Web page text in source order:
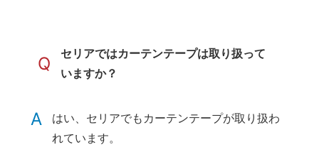
Q
セリアではカーテンテープは取り扱って
いますか？
A
はい、セリアでもカーテンテープが取り扱わ
れています。